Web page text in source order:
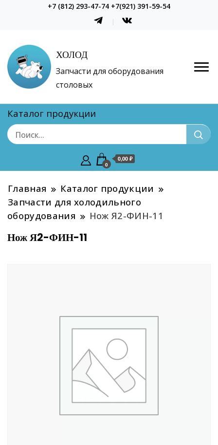
+7 (812) 293-47-74 +7(921) 391-59-54
ХОЛОД
Запчасти для оборудования
столовых
Каталог продукции
0
0,00 ₽
Главная
Каталог продукции
Запчасти для холодильного
оборудования
Нож Я2-ФИН-11
Нож Я2-ФИН-11